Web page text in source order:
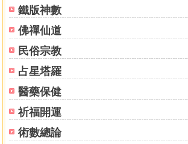
鐵版神數
佛禪仙道
民俗宗教
占星塔羅
醫藥保健
祈福開運
術數總論
戊申
己巳
己卯
己丑
己亥
己未
庚午
庚辰
庚寅
庚戌